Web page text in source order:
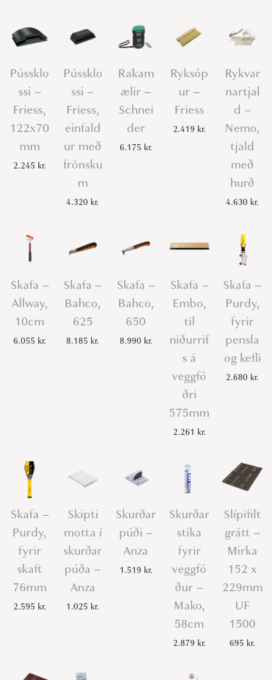
Pússklo
ssi –
Friess,
122x70
mm
2.245 kr.
Pússklo
ssi –
Friess,
einfald
ur með
frönsku
m
4.320 kr.
Rakam
ælir –
Schnei
der
6.175 kr.
Ryksóp
ur –
Friess
2.419 kr.
Rykvar
nartjal
d –
Nemo,
tjald
með
hurð
4.630 kr.
Skafa –
Allway,
10cm
6.055 kr.
Skafa –
Bahco,
625
8.185 kr.
Skafa –
Bahco,
650
8.990 kr.
Skafa –
Embo,
til
niðurrif
s á
veggfó
ðri
575mm
2.261 kr.
Skafa –
Purdy,
fyrir
pensla
og kefli
2.680 kr.
Skafa –
Purdy,
fyrir
skaft
76mm
2.595 kr.
Skipti
motta í
skurðar
púða –
Anza
1.025 kr.
Skurðar
púði –
Anza
1.519 kr.
Skurðar
stika
fyrir
veggfó
ður –
Mako,
58cm
2.879 kr.
Slípifilt
grátt –
Mirka
152 x
229mm
UF
1500
695 kr.